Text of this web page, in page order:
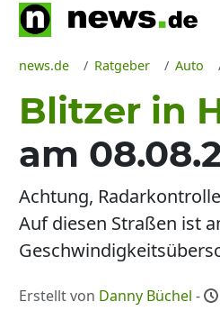
news.de Ratgeber Auto
Blitzer in
am
Achtung,
Auf diesen Straßen ist
Erstellt von Danny Büchel -